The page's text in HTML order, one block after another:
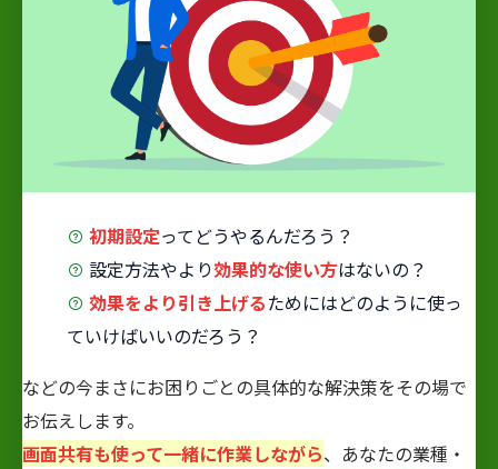
初期設定ってどうやるんだろう？
設定方法やより効果的な使い方はないの？
効果をより引き上げるためにはどのように使っ
ていけばいいのだろう？
などの今まさにお困りごとの具体的な解決策をその場で
お伝えします。
画面共有も使って一緒に作業しながら、あなたの業種・